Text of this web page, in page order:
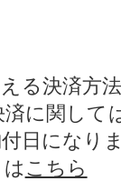
る決済方
に関して
日になり
こちら